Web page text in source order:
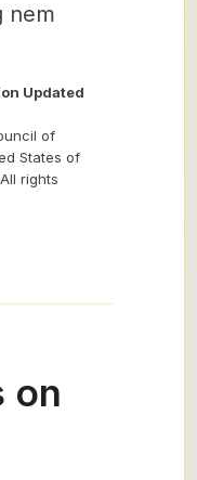
nem
Updated
of
States of
rights
on